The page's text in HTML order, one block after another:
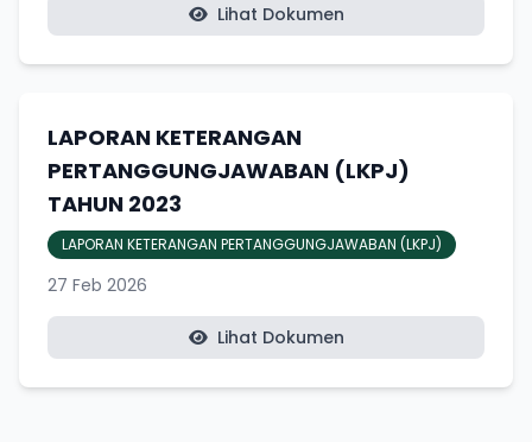
Lihat Dokumen
LAPORAN KETERANGAN
PERTANGGUNGJAWABAN (LKPJ)
TAHUN 2023
LAPORAN KETERANGAN PERTANGGUNGJAWABAN (LKPJ)
27 Feb 2026
Lihat Dokumen